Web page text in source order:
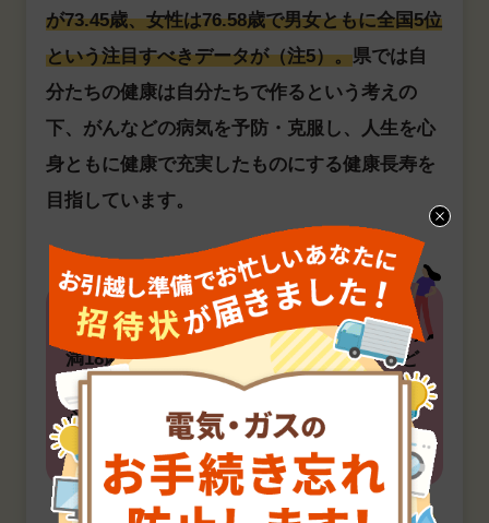
が73.45歳、女性は76.58歳で男女ともに全国5位
という注目すべきデータが（注5）。県では自
分たちの健康は自分たちで作るという考えの
下、がんなどの病気を予防・克服し、人生を心
身ともに健康で充実したものにする健康長寿を
目指しています。
ファミリーはこう楽しむ！
満18歳年度末までの子どもが対象の「こど
も医療費助成事業」は、子育ての大きな安
心材料に。「しずおか子育て優待カード」
でもうれしい応援が！